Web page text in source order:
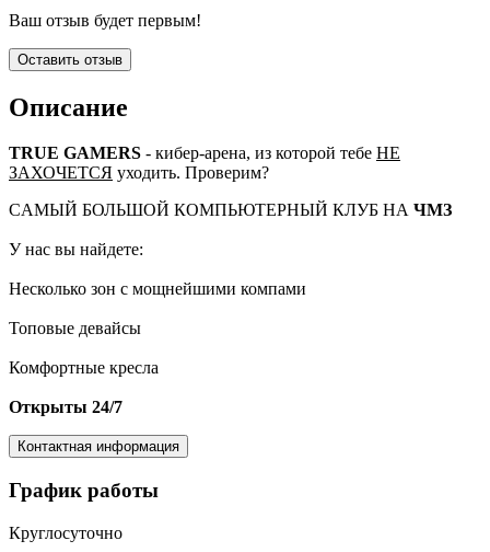
Ваш отзыв будет первым!
Оставить отзыв
Описание
TRUE GAMERS - кибер-арена, из которой тебе НЕ
ЗАХОЧЕТСЯ уходить. Проверим?
CАМЫЙ БОЛЬШОЙ КОМПЬЮТЕРНЫЙ КЛУБ НА ЧМЗ
У нас вы найдете:
Несколько зон с мощнейшими компами
Топовые девайсы
Комфортные кресла
Открыты 24/7
Контактная информация
График работы
Круглосуточно